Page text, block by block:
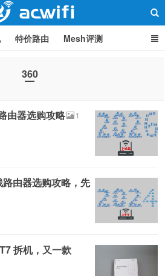
特价路由 Mesh评测
360
由器选购攻略 1
由器选购攻略，先
拆机，又一款